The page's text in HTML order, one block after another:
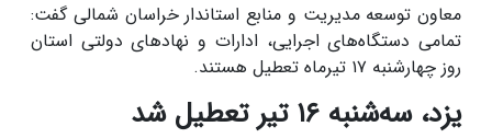
معاون توسعه مدیریت و منابع استاندار خراسان شمالی گفت:
تمامی دستگاه‌های اجرایی، ادارات و نهادهای دولتی استان
روز چهارشنبه ۱۷ تیرماه تعطیل هستند.
یزد، سه‌شنبه ۱۶ تیر تعطیل شد